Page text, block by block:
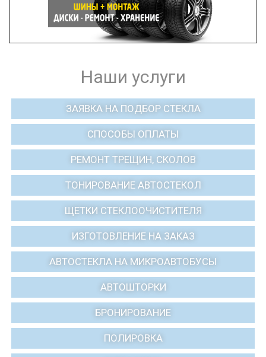
Наши услуги
ЗАЯВКА НА ПОДБОР СТЕКЛА
СПОСОБЫ ОПЛАТЫ
РЕМОНТ ТРЕЩИН, СКОЛОВ
ТОНИРОВАНИЕ АВТОСТЕКОЛ
ЩЕТКИ СТЕКЛООЧИСТИТЕЛЯ
ИЗГОТОВЛЕНИЕ НА ЗАКАЗ
АВТОСТЕКЛА НА МИКРОАВТОБУСЫ
АВТОШТОРКИ
БРОНИРОВАНИЕ
ПОЛИРОВКА